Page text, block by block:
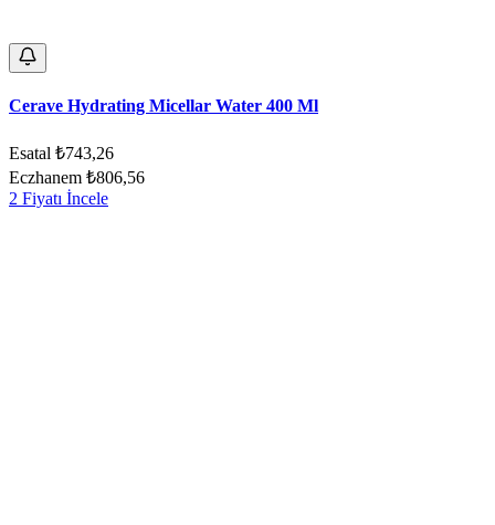
Cerave Hydrating Micellar Water 400 Ml
Esatal ₺743,26
Eczhanem ₺806,56
2 Fiyatı İncele